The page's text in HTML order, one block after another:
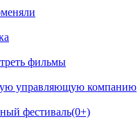
фильмы
управляющую компанию
фестиваль(0+)